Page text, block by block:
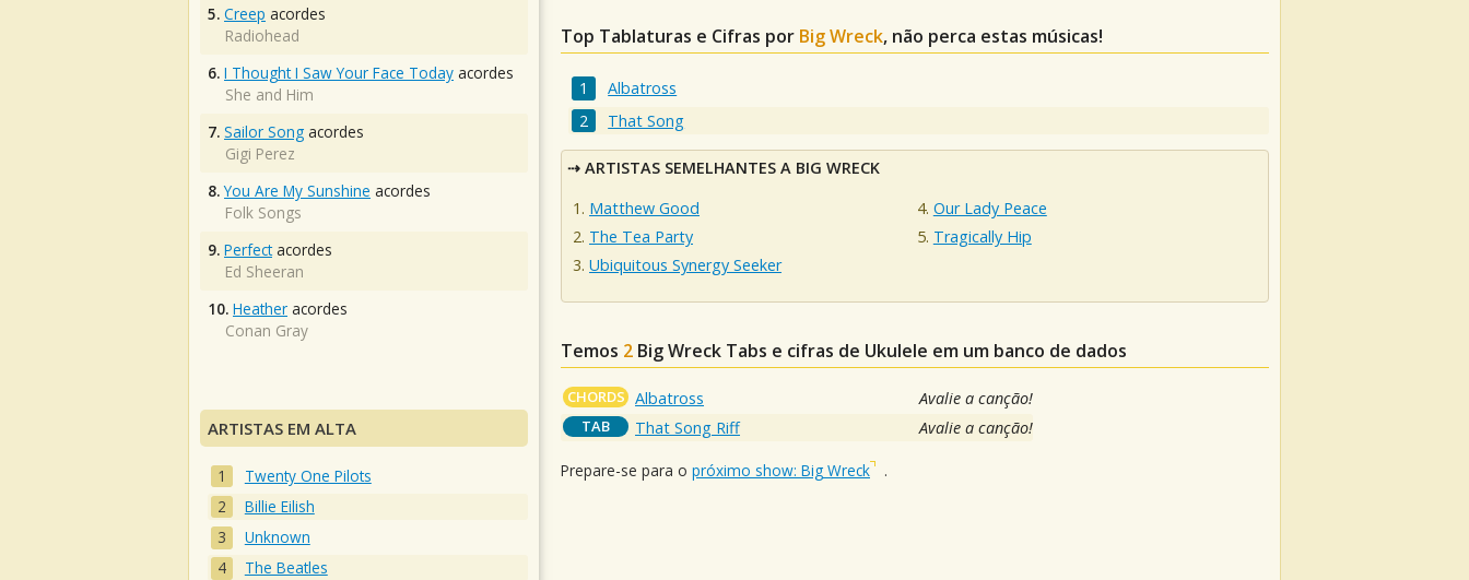
Top Tablaturas e Cifras por Big Wreck, não perca estas músicas!
Albatross
That Song
ARTISTAS SEMELHANTES A BIG WRECK
Matthew Good
The Tea Party
Ubiquitous Synergy Seeker
Our Lady Peace
Tragically Hip
Temos 2 Big Wreck Tabs e cifras de Ukulele em um banco de dados
CHORDS Albatross Avalie a canção!
TAB That Song Riff Avalie a canção!
Prepare-se para o próximo show: Big Wreck .
5. Creep acordes
Radiohead
6. I Thought I Saw Your Face Today acordes
She and Him
7. Sailor Song acordes
Gigi Perez
8. You Are My Sunshine acordes
Folk Songs
9. Perfectacordes
Ed Sheeran
10. Heather acordes
Conan Gray
ARTISTAS EM ALTA
Twenty One Pilots
Billie Eilish
Unknown
The Beatles